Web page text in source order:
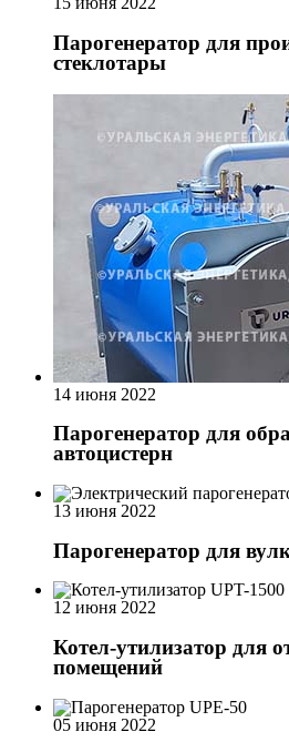
Парогенератор для
стеклотары
14 июня 2022
Парогенератор для
автоцистерн
13 июня 2022
Парогенератор для
12 июня 2022
Котел-утилизатор для
помещений
05 июня 2022